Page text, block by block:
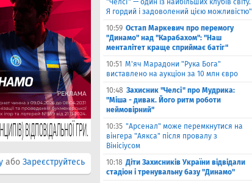
або Зареєструйтесь
"Челсі" — один із найбільших клубів світу.
Я гордий і задоволений цією можливістю"
10:59 Остап Маркевич про перемогу
"Динамо" над "Карабахом": "Наш
менталітет краще сприймає батіг"
10:51 М'яч Марадони "Рука Бога"
виставлено на аукціон за 10 млн євро
10:48 Захисник "Челсі" про Мудрика:
"Міша - дивак. Його ритм роботи
неймовірний"
10:35 "Арсенал" може перемкнутися на
вінгера "Аякса" після провалу з
Вінісіусом
10:18 Діти Захисників України відвідали
стадіон і тренувальну базу "Динамо"